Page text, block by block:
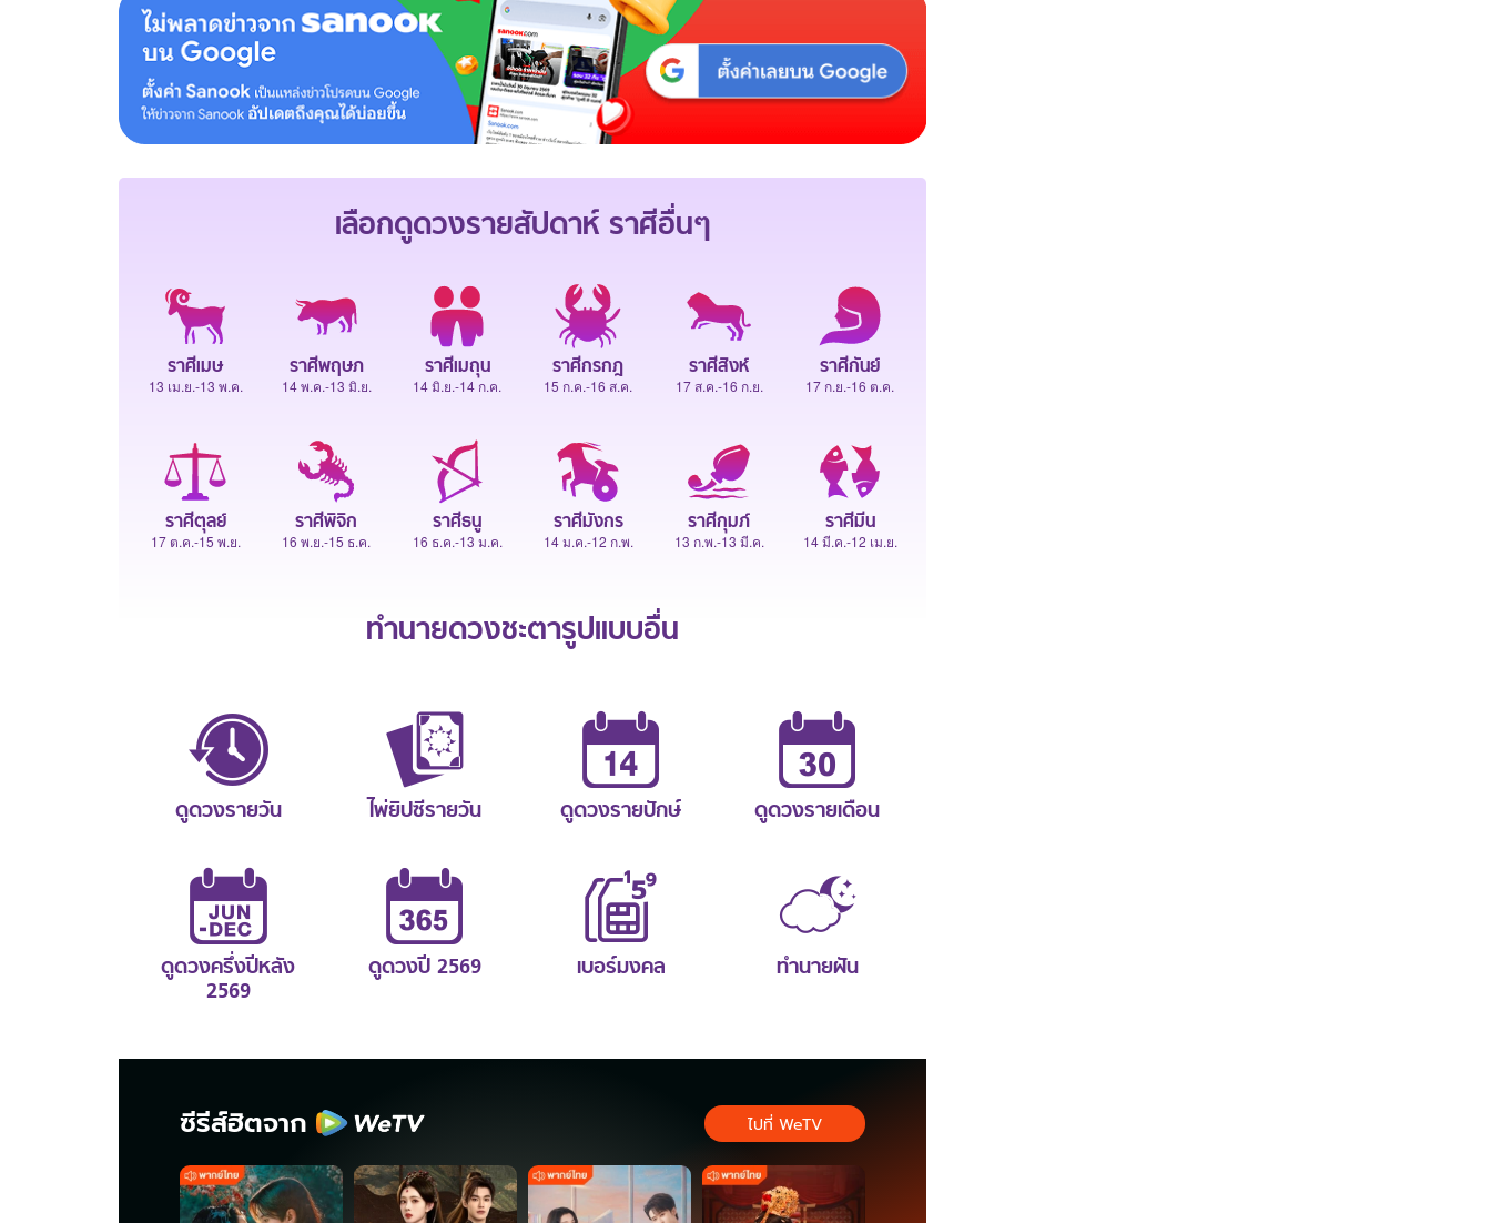
เลือกดูดวงรายสัปดาห์ราศีอื่นๆ
ราศีเมษ
13 เม.ย.-13 พ.ค.
ราศีพฤษภ
14 พ.ค.-13 มิ.ย.
ราศีเมถุน
14 มิ.ย.-14 ก.ค.
ราศีกรกฎ
15 ก.ค.-16 ส.ค.
ราศีสิงห์
17 ส.ค.-16 ก.ย.
ราศีกันย์
17 ก.ย.-16 ต.ค.
ราศีตุลย์
17 ต.ค.-15 พ.ย.
ราศีพิจิก
16 พ.ย.-15 ธ.ค.
ราศีธนู
16 ธ.ค.-13 ม.ค.
ราศีมังกร
14 ม.ค.-12 ก.พ.
ราศีกุมภ์
13 ก.พ.-13 มี.ค.
ราศีมีน
14 มี.ค.-12 เม.ย.
ทำนายดวงชะตารูปแบบอื่น
ดูดวงรายวัน ไพ่ยิปซีรายวัน ดูดวงรายปักษ์ ดูดวงรายเดือน
ดูดวงครึ่งปีหลัง
2569
ดูดวงปี 2569 เบอร์มงคล ทำนายฝัน
ซีรีส์ฮิตจาก ไปที่ WeTV